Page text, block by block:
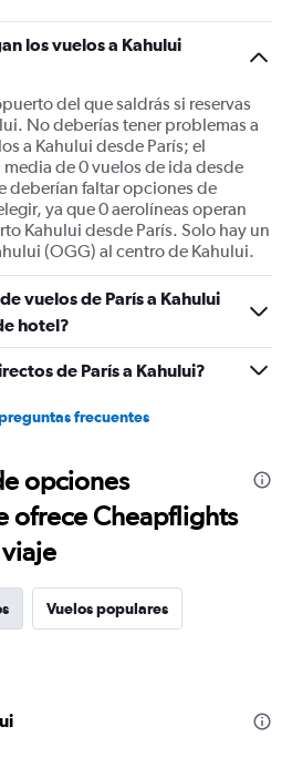
los vuelos a Kahului
del que saldrás si reservas
No deberías tener problemas a
a Kahului desde París; el
de 0 vuelos de ida desde
deberían faltar opciones de
ya que 0 aerolíneas operan
Kahului desde París. Solo hay un
(OGG) al centro de Kahului.
vuelos de París a Kahului
hotel?
de París a Kahului?
frecuentes
opciones
ofrece Cheapflights
Vuelos populares